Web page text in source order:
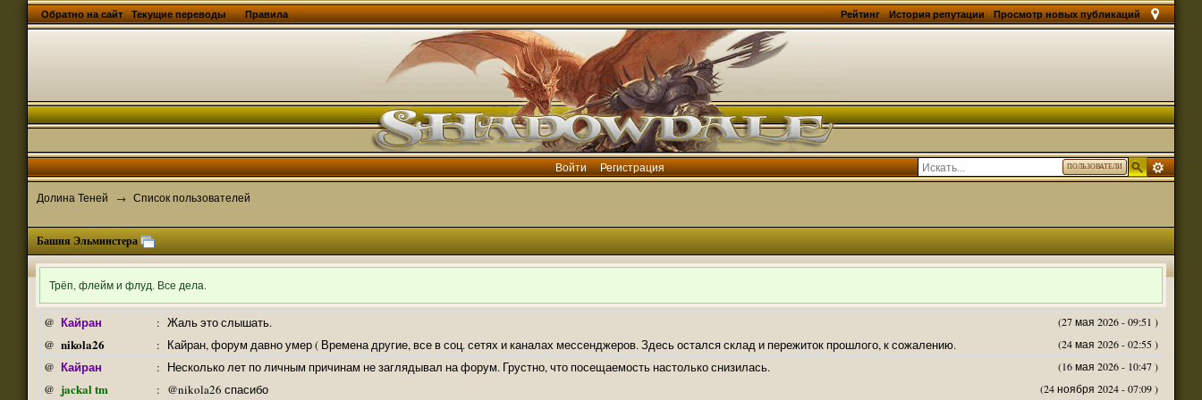
Просмотр новых публикаций
Обратно на сайт Текущие переводы История репутации
Рейтинг
Правила
ПОЛЬЗОВАТЕЛИ
Войти Регистрация
Долина Теней → Список пользователей
Башня Эльминстера
Трёп, флейм и флуд. Все дела.
@ Кайран : (27 мая 2026 - 09:51 )
Жаль это слышать.
@ nikola26 : (24 мая 2026 - 02:55 )
Кайран, форум давно умер ( Времена другие, все в соц. сетях и каналах мессенджеров. Здесь остался склад и пережиток прошлого, к сожалению.
@ Кайран : (16 мая 2026 - 10:47 )
Несколько лет по личным причинам не заглядывал на форум. Грустно, что посещаемость настолько снизилась.
@ jackal tm : (24 ноября 2024 - 07:09 )
@nikola26 спасибо